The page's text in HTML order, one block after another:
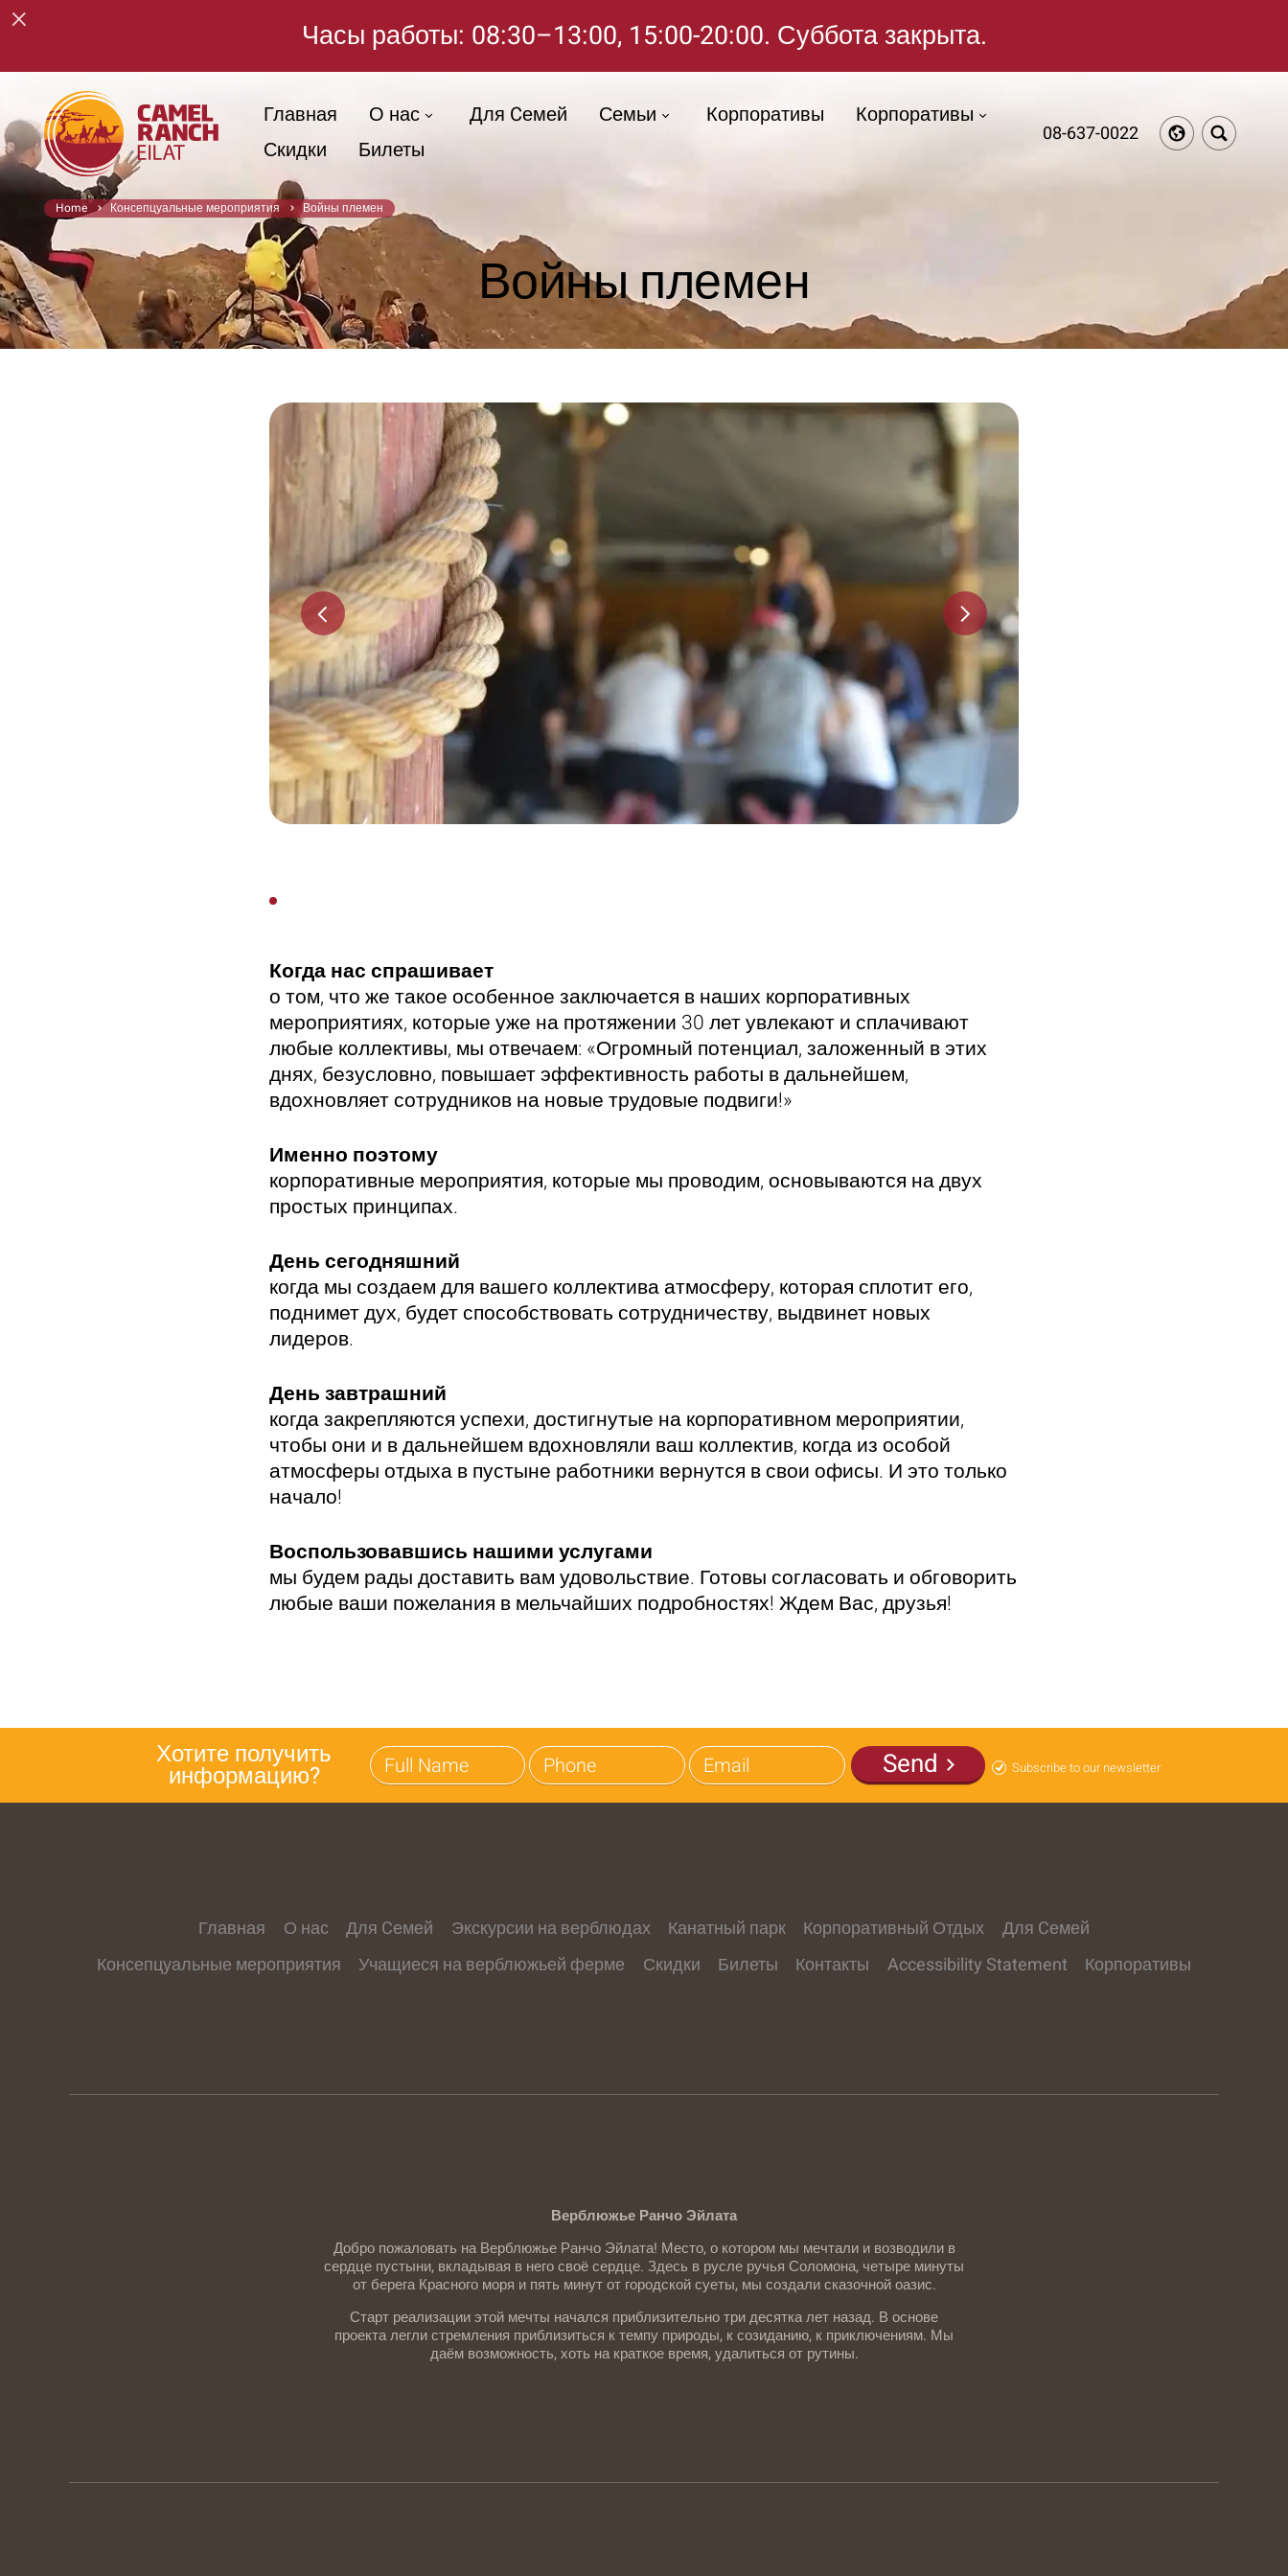
× Часы работы: 08:30–13:00, 15:00-20:00. Суббота закрыта.
Главная О нас Для Cемей Семьи Корпоративы
Корпоративы
Скидки
Билеты
08-637-0022
Home Консепцуальные мероприятия Войны племен
Войны племен
Когда нас спрашивает
о том, что же такое особенное заключается в наших корпоративных
мероприятиях, которые уже на протяжении 30 лет увлекают и сплачивают
любые коллективы, мы отвечаем: «Огромный потенциал, заложенный в этих
днях, безусловно, повышает эффективность работы в дальнейшем,
вдохновляет сотрудников на новые трудовые подвиги!»
Именно поэтому
корпоративные мероприятия, которые мы проводим, основываются на двух
простых принципах.
День сегодняшний
когда мы создаем для вашего коллектива атмосферу, которая сплотит его,
поднимет дух, будет способствовать сотрудничеству, выдвинет новых
лидеров.
День завтрашний
когда закрепляются успехи, достигнутые на корпоративном мероприятии,
чтобы они и в дальнейшем вдохновляли ваш коллектив, когда из особой
атмосферы отдыха в пустыне работники вернутся в свои офисы. И это только
начало!
Воспользовавшись нашими услугами
мы будем рады доставить вам удовольствие. Готовы согласовать и обговорить
любые ваши пожелания в мельчайших подробностях! Ждем Вас, друзья!
Хотите получить
информацию? Subscribe to our newsletter
Send
Главная О нас Для Cемей Экскурсии на верблюдах Канатный парк Корпоративный Отдых
Для Cемей
Консепцуальные мероприятия
Учащиеся на верблюжьей ферме Скидки Билеты Контакты Accessibility Statement Корпоративы
Верблюжье Ранчо Эйлата
Добро пожаловать на Верблюжье Ранчо Эйлата! Место, о котором мы мечтали и возводили в
сердце пустыни, вкладывая в него своё сердце. Здесь в русле ручья Соломона, четыре минуты
от берега Красного моря и пять минут от городской суеты, мы создали сказочной оазис.
Старт реализации этой мечты начался приблизительно три десятка лет назад. В основе
проекта легли стремления приблизиться к темпу природы, к созиданию, к приключениям. Мы
даём возможность, хоть на краткое время, удалиться от рутины.